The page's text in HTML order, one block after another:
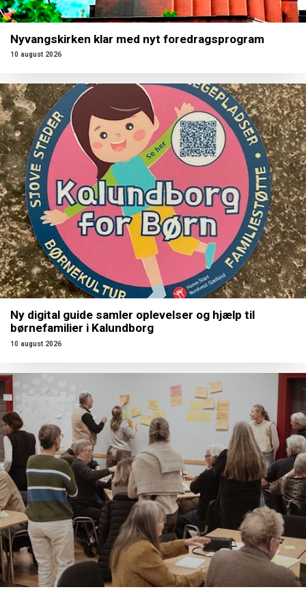
Nyvangskirken klar med nyt foredragsprogram
10 august 2026
Ny digital guide samler oplevelser og hjælp til
børnefamilier i Kalundborg
10 august 2026